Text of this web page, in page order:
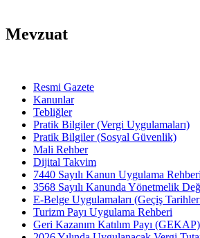
Mevzuat
Resmi Gazete
Kanunlar
Tebliğler
Pratik Bilgiler (Vergi Uygulamaları)
Pratik Bilgiler (Sosyal Güvenlik)
Mali Rehber
Dijital Takvim
7440 Sayılı Kanun Uygulama Rehberi
3568 Sayılı Kanunda Yönetmelik
E-Belge Uygulamaları (Geçiş
Turizm Payı Uygulama Rehberi
Geri Kazanım Katılım Payı